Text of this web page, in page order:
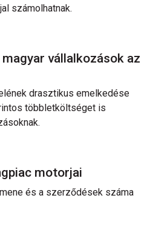
számolhatnak.
vállalkozások az
drasztikus emelkedése
többletköltséget is
motorjai
és a szerződések száma